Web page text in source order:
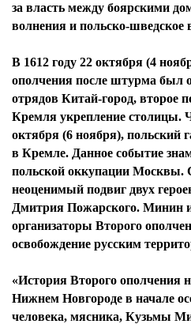
за власть между боярскими
волнения и польско-шведское
В 1612 году 22 октября (4
ополчения после штурма был
отрядов Китай-город, второе
Кремля укрепление столицы.
октября (6 ноября), польский
в Кремле. Данное событие
польской оккупации Москвы.
неоценимый подвиг двух
Дмитрия Пожарского. Минин
организаторы Второго
освобождение русским
«История Второго ополчения
Нижнем Новгороде в начале
человека, мясника, Кузьмы